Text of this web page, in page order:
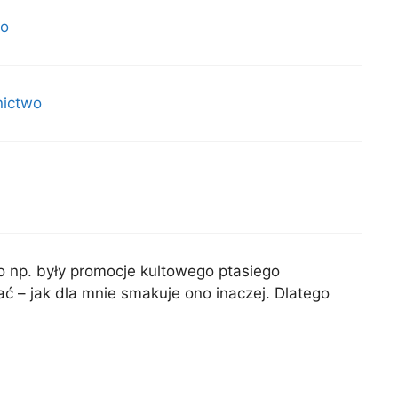
były promocje kultowego ptasiego
– jak dla mnie smakuje ono inaczej. Dlatego